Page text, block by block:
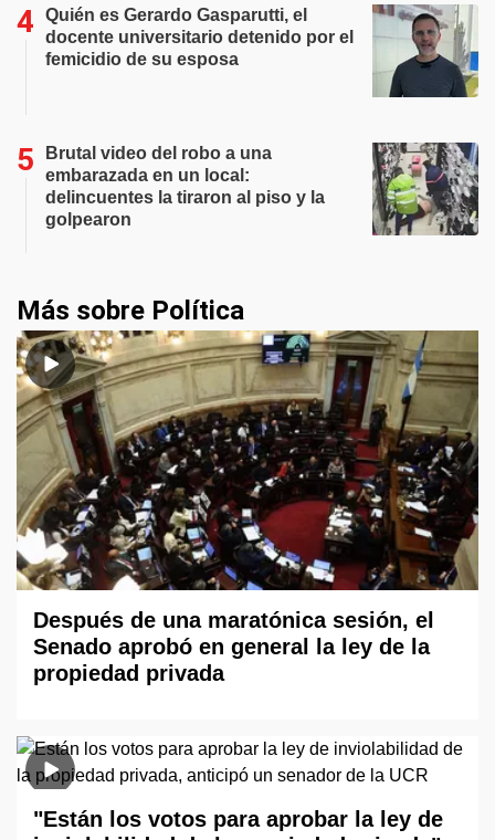
Quién es Gerardo Gasparutti, el
docente universitario detenido por el
femicidio de su esposa
Brutal video del robo a una
embarazada en un local:
delincuentes la tiraron al piso y la
golpearon
Más sobre Política
Después de una maratónica sesión, el
Senado aprobó en general la ley de la
propiedad privada
"Están los votos para aprobar la ley de